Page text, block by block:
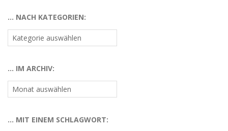
… NACH KATEGORIEN:
…
nach
… IM ARCHIV:
…
im
… MIT EINEM SCHLAGWORT: